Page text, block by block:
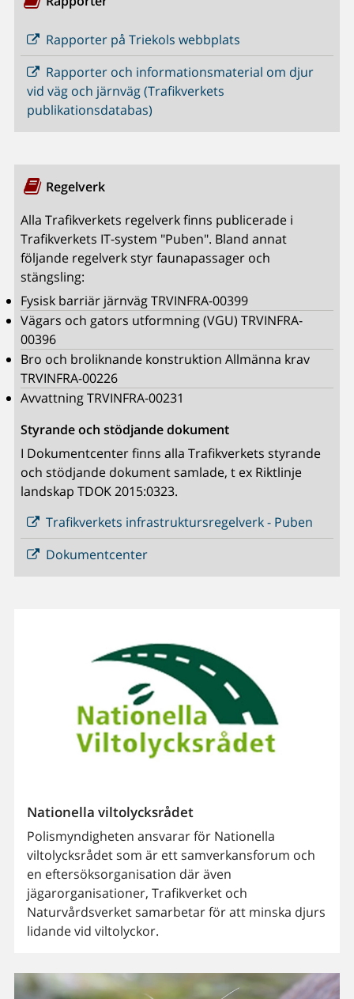
Rapporter på Triekols webbplats
Rapporter och informationsmaterial om djur
vid väg och järnväg (Trafikverkets
publikationsdatabas)
Regelverk
Alla Trafikverkets regelverk finns publicerade i
Trafikverkets IT-system "Puben". Bland annat
följande regelverk styr faunapassager och
stängsling:
Fysisk barriär järnväg TRVINFRA-00399
Vägars och gators utformning (VGU) TRVINFRA-
00396
Bro och broliknande konstruktion Allmänna krav
TRVINFRA-00226
Avvattning TRVINFRA-00231
Styrande och stödjande dokument
I Dokumentcenter finns alla Trafikverkets styrande
och stödjande dokument samlade, t ex Riktlinje
landskap TDOK 2015:0323.
Trafikverkets infrastruktursregelverk - Puben
Dokumentcenter
Nationella viltolycksrådet
Polismyndigheten ansvarar för Nationella
viltolycksrådet som är ett samverkansforum och
en eftersöksorganisation där även
jägarorganisationer, Trafikverket och
Naturvårdsverket samarbetar för att minska djurs
lidande vid viltolyckor.